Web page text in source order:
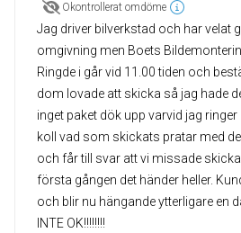
Okontrollerat omdöme
Jag driver bilverkstad och har velat
omgivning men Boets
Ringde i går vid 11.00 tiden och
dom lovade att skicka så jag hade
inget paket dök upp varvid jag
koll vad som skickats pratar med
och får till svar att vi missade skicka
första gången det händer heller.
och blir nu hängande ytterligare en
INTE OK!!!!!!!!